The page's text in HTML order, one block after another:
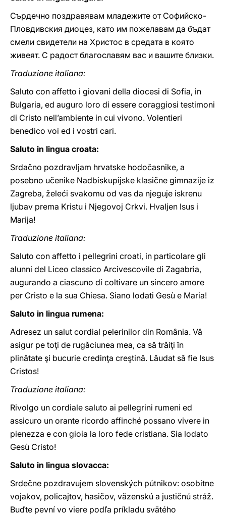
Сърдечно поздравявам младежите от Софийско-
Пловдивския диоцез, като им пожелавам да бъдат
смели свидетели на Христос в средата в която
живеят. С радост благославям вас и вашите близки.
Traduzione italiana:
Saluto con affetto i giovani della diocesi di Sofia, in
Bulgaria, ed auguro loro di essere coraggiosi testimoni
di Cristo nell’ambiente in cui vivono. Volentieri
benedico voi ed i vostri cari.
Saluto in lingua croata:
Srdačno pozdravljam hrvatske hodočasnike, a
posebno učenike Nadbiskupijske klasične gimnazije iz
Zagreba, želeći svakomu od vas da njeguje iskrenu
ljubav prema Kristu i Njegovoj Crkvi. Hvaljen Isus i
Marija!
Traduzione italiana:
Saluto con affetto i pellegrini croati, in particolare gli
alunni del Liceo classico Arcivescovile di Zagabria,
augurando a ciascuno di coltivare un sincero amore
per Cristo e la sua Chiesa. Siano lodati Gesù e Maria!
Saluto in lingua rumena:
Adresez un salut cordial pelerinilor din România. Vă
asigur pe toţi de rugăciunea mea, ca să trăiţi în
plinătate şi bucurie credinţa creştină. Lăudat să fie Isus
Cristos!
Traduzione italiana:
Rivolgo un cordiale saluto ai pellegrini rumeni ed
assicuro un orante ricordo affinché possano vivere in
pienezza e con gioia la loro fede cristiana. Sia lodato
Gesù Cristo!
Saluto in lingua slovacca:
Srdečne pozdravujem slovenských pútnikov: osobitne
vojakov, policajtov, hasičov, väzenskú a justičnú stráž.
Buďte pevní vo viere podľa príkladu svätého